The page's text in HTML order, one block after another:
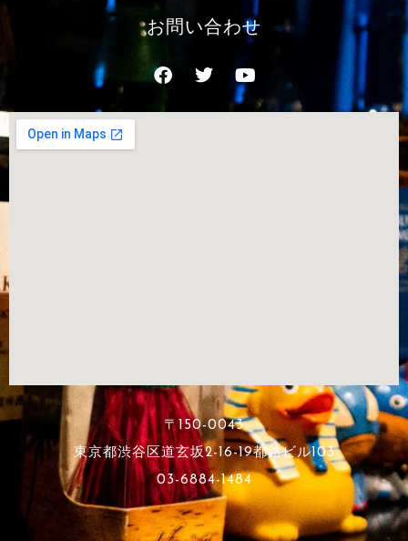
お問い合わせ
〒150-0043
東京都渋谷区道玄坂2-16-19都路ビル103
03-6884-1484